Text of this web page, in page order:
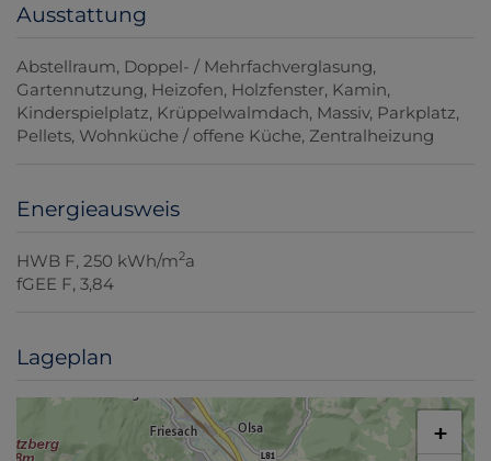
Ausstattung
Abstellraum Doppel- / Mehrfachverglasung
Gartennutzung Heizofen Holzfenster Kamin
Kinderspielplatz Krüppelwalmdach Massiv Parkplatz
Pellets Wohnküche / offene Küche Zentralheizung
Energieausweis
HWB F, 250 kWh/m2a
fGEE F, 3,84
Lageplan
+